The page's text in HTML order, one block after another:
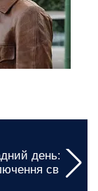
день:
світла